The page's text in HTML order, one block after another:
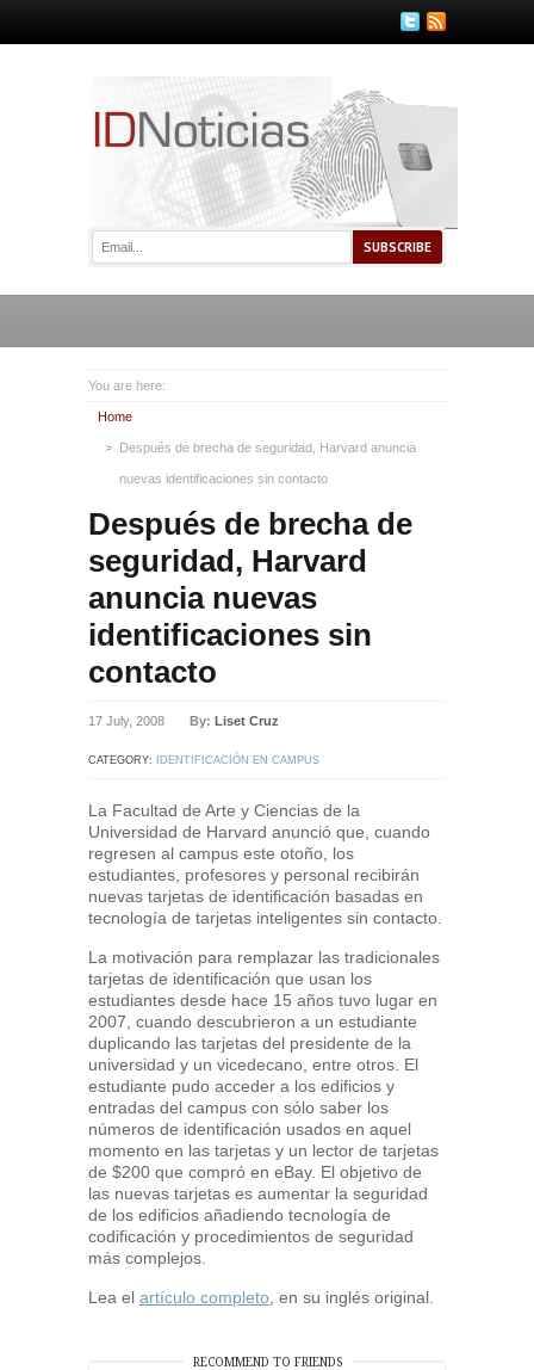
You are here:
Home
Después de brecha de seguridad, Harvard anuncia
nuevas identificaciones sin contacto
Después de brecha de
seguridad, Harvard
anuncia nuevas
identificaciones sin
contacto
17 July, 2008 By: Liset Cruz
CATEGORY: IDENTIFICACIÓN EN CAMPUS
La Facultad de Arte y Ciencias de la
Universidad de Harvard anunció que, cuando
regresen al campus este otoño, los
estudiantes, profesores y personal recibirán
nuevas tarjetas de identificación basadas en
tecnología de tarjetas inteligentes sin contacto.
La motivación para remplazar las tradicionales
tarjetas de identificación que usan los
estudiantes desde hace 15 años tuvo lugar en
2007, cuando descubrieron a un estudiante
duplicando las tarjetas del presidente de la
universidad y un vicedecano, entre otros. El
estudiante pudo acceder a los edificios y
entradas del campus con sólo saber los
números de identificación usados en aquel
momento en las tarjetas y un lector de tarjetas
de $200 que compró en eBay. El objetivo de
las nuevas tarjetas es aumentar la seguridad
de los edificios añadiendo tecnología de
codificación y procedimientos de seguridad
más complejos.
Lea el artículo completo , en su inglés original.
RECOMMEND TO FRIENDS